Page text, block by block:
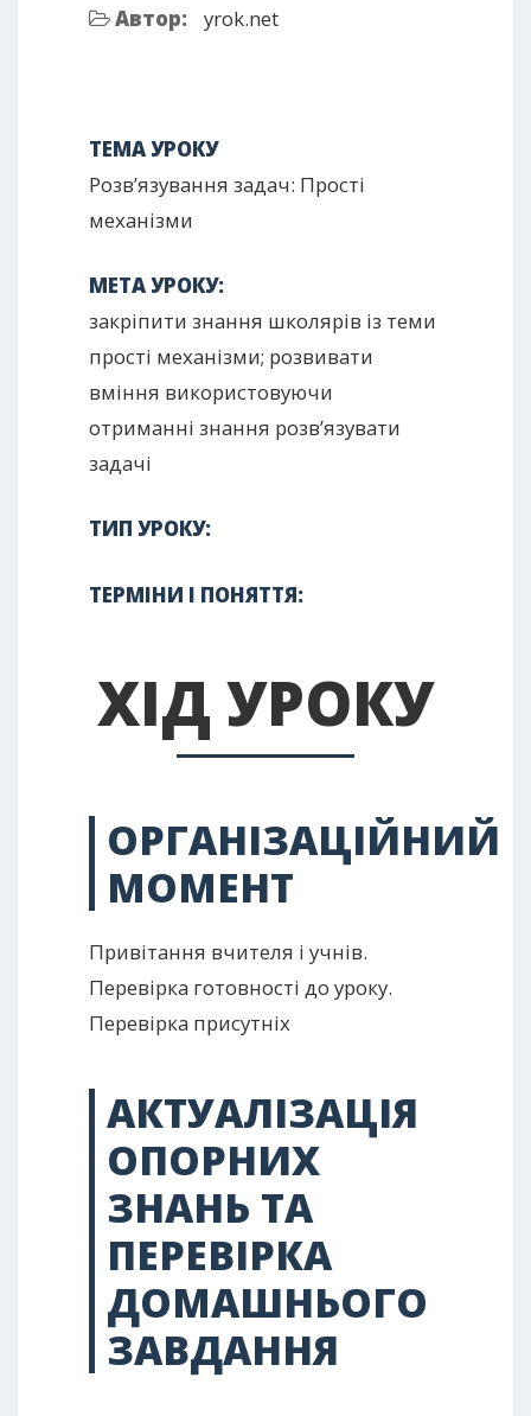
Автор: yrok.net
ТЕМА УРОКУ
Розв’язування задач: Прості
механізми
МЕТА УРОКУ:
закріпити знання школярів із теми
прості механізми; розвивати
вміння використовуючи
отриманні знання розв’язувати
задачі
ТИП УРОКУ:
ТЕРМІНИ І ПОНЯТТЯ:
ХІД УРОКУ
ОРГАНІЗАЦІЙНИЙ
МОМЕНТ
Привітання вчителя і учнів.
Перевірка готовності до уроку.
Перевірка присутніх
АКТУАЛІЗАЦІЯ
ОПОРНИХ
ЗНАНЬ ТА
ПЕРЕВІРКА
ДОМАШНЬОГО
ЗАВДАННЯ